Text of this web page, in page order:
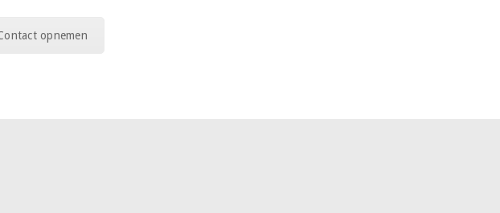
opnemen